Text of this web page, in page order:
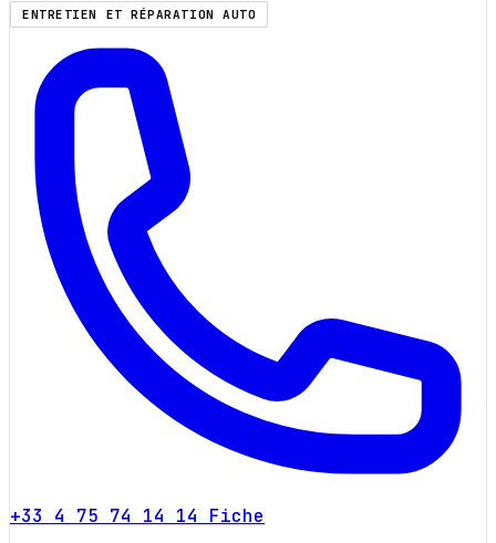
ENTRETIEN ET RÉPARATION AUTO
+33 4 75 74 14 14 Fiche